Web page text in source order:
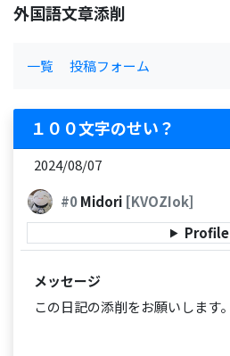
外国語文章添削
一覧 投稿フォーム
１００文字のせい？
2024/08/07
#0Midori [KVOZIok]
Profile
メッセージ
この日記の添削をお願いします。